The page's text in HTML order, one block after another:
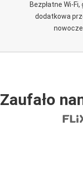
Bezpłatne Wi-
dodatkowa
Zaufało